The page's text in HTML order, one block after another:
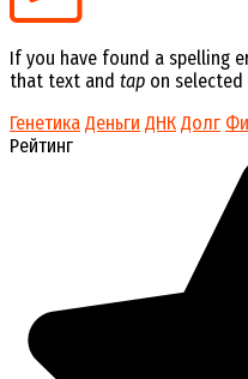
If you have found a spelling
that text and tap on
Генетика Деньги ДНК Долг
Рейтинг